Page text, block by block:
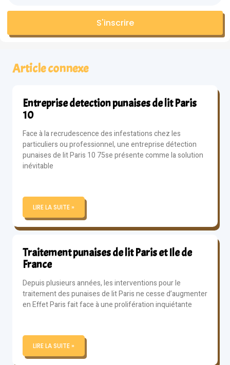
S'inscrire
Article connexe
Entreprise detection punaises de lit Paris
10
Face à la recrudescence des infestations chez les
particuliers ou professionnel, une entreprise détection
punaises de lit Paris 10 75se présente comme la solution
inévitable
LIRE LA SUITE »
Traitement punaises de lit Paris et Ile de
France
Depuis plusieurs années, les interventions pour le
traitement des punaises de lit Paris ne cesse d’augmenter
en Effet Paris fait face à une prolifération inquiétante
LIRE LA SUITE »